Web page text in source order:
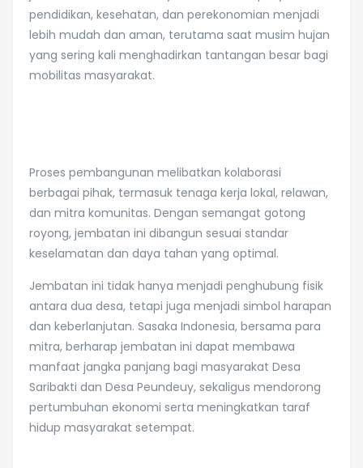
pendidikan, kesehatan, dan perekonomian menjadi
lebih mudah dan aman, terutama saat musim hujan
yang sering kali menghadirkan tantangan besar bagi
mobilitas masyarakat.
Proses pembangunan melibatkan kolaborasi
berbagai pihak, termasuk tenaga kerja lokal, relawan,
dan mitra komunitas. Dengan semangat gotong
royong, jembatan ini dibangun sesuai standar
keselamatan dan daya tahan yang optimal.
Jembatan ini tidak hanya menjadi penghubung fisik
antara dua desa, tetapi juga menjadi simbol harapan
dan keberlanjutan. Sasaka Indonesia, bersama para
mitra, berharap jembatan ini dapat membawa
manfaat jangka panjang bagi masyarakat Desa
Saribakti dan Desa Peundeuy, sekaligus mendorong
pertumbuhan ekonomi serta meningkatkan taraf
hidup masyarakat setempat.